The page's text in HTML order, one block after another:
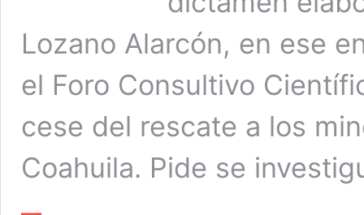
Lozano Alarcón, en ese
el Foro Consultivo
cese del rescate a los
Coahuila. Pide se